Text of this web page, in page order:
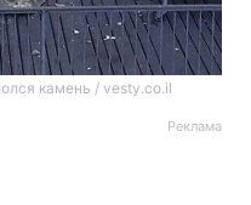
камень / vesty.co.il
Реклама